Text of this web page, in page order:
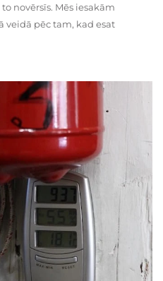
novērsīs. Mēs iesakām
veidā pēc tam, kad esat